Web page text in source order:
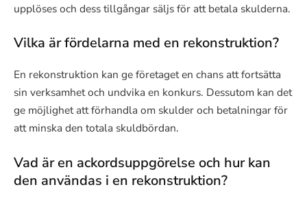
upplöses och dess tillgångar säljs för att betala skulderna.
Vilka är fördelarna med en rekonstruktion?
En rekonstruktion kan ge företaget en chans att fortsätta
sin verksamhet och undvika en konkurs. Dessutom kan det
ge möjlighet att förhandla om skulder och betalningar för
att minska den totala skuldbördan.
Vad är en ackordsuppgörelse och hur kan
den användas i en rekonstruktion?